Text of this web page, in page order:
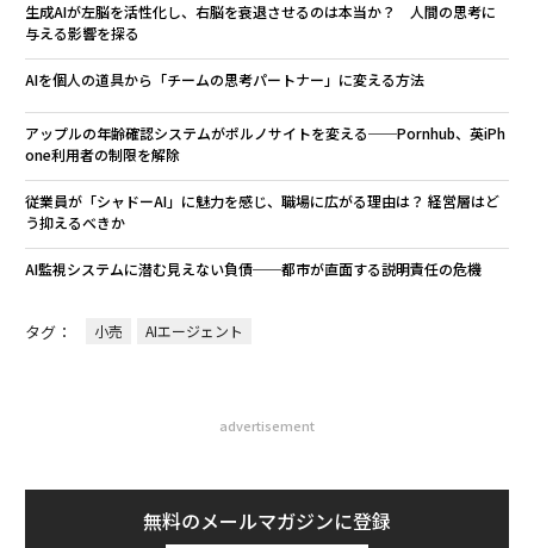
生成AIが左脳を活性化し、右脳を衰退させるのは本当か？ 人間の思考に
与える影響を探る
AIを個人の道具から「チームの思考パートナー」に変える方法
アップルの年齢確認システムがポルノサイトを変える──Pornhub、英iPh
one利用者の制限を解除
従業員が「シャドーAI」に魅力を感じ、職場に広がる理由は？ 経営層はど
う抑えるべきか
AI監視システムに潜む見えない負債──都市が直面する説明責任の危機
タグ： 小売 AIエージェント
advertisement
無料のメールマガジンに登録